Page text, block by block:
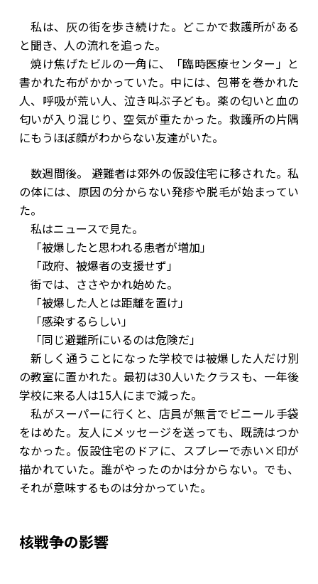
私は、灰の街を歩き続けた。どこかで救護所がある
と聞き、人の流れを追った。
焼け焦げたビルの一角に、「臨時医療センター」と
書かれた布がかかっていた。中には、包帯を巻かれた
人、呼吸が荒い人、泣き叫ぶ子ども。薬の匂いと血の
匂いが入り混じり、空気が重たかった。救護所の片隅
にもうほぼ顔がわからない友達がいた。
数週間後。 避難者は郊外の仮設住宅に移された。私
の体には、原因の分からない発疹や脱毛が始まってい
た。
私はニュースで見た。
「被爆したと思われる患者が増加」
「政府、被爆者の支援せず」
街では、ささやかれ始めた。
「被爆した人とは距離を置け」
「感染するらしい」
「同じ避難所にいるのは危険だ」
新しく通うことになった学校では被爆した人だけ別
の教室に置かれた。最初は30人いたクラスも、一年後
学校に来る人は15人にまで減った。
私がスーパーに行くと、店員が無言でビニール手袋
をはめた。友人にメッセージを送っても、既読はつか
なかった。仮設住宅のドアに、スプレーで赤い×印が
描かれていた。誰がやったのかは分からない。でも、
それが意味するものは分かっていた。
核戦争の影響